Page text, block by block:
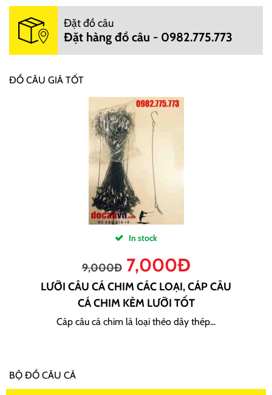
Đặt đồ câu
Đặt hàng đồ câu - 0982.775.773
ĐỒ CÂU GIÁ TỐT
In stock
9,000Đ 7,000Đ
LƯỠI CÂU CÁ CHIM CÁC LOẠI, CÁP CÂU
CÁ CHIM KÈM LƯỠI TỐT
Cáp câu cá chim là loại thẻo dây thép...
BỘ ĐỒ CÂU CÁ